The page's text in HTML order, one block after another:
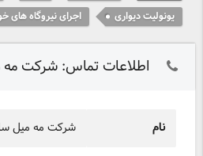
یونولیت دیواری
اجرای نیروگاه های
اطلاعات تماس: شرکت مه
نام شرکت مه میل